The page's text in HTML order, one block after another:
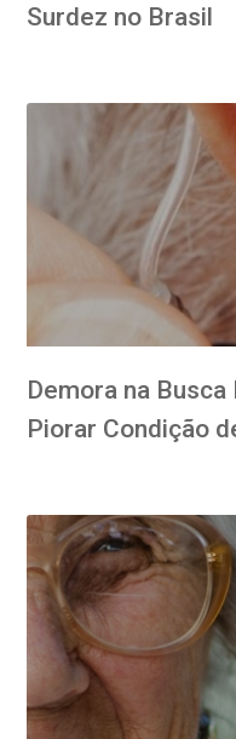
Surdez no Brasil
Demora na
Piorar Condição